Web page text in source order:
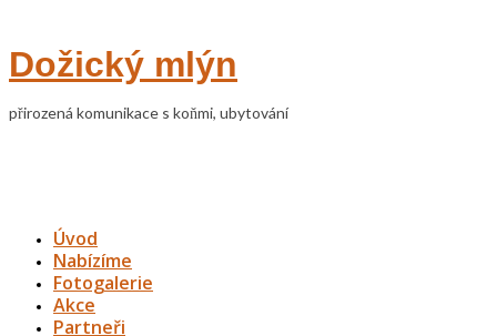
Dožický mlýn
přirozená komunikace s koňmi, ubytování
Úvod
Nabízíme
Fotogalerie
Akce
Partneři